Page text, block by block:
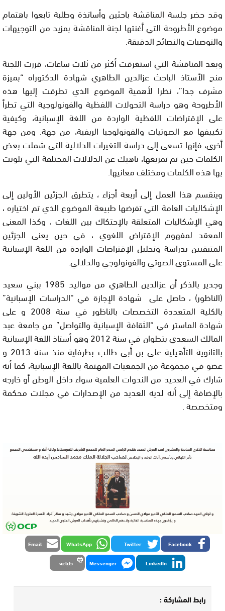
وقد حضر جلسة المناقشة باحثين وأساتذة وطلبة تابعوا باهتمام
موضوع الأطروحة التي أغنتها لجنة المناقشة بمزيد من التوجيهات
والتوصيات والنصائح الدقيقة.
وبعد المناقشة التي استغرقت أكثر من ثلاث ساعات، قررت اللجنة
منح الأستاذ الباحث عزالدين الطاهري شهادة الدكتوراه “بميزة
مشرف جدا”، نظرا لأهمية الموضوع الذي تطرقت إليها هذه
الأطروحة وهو دراسة التحولات اللفظية والفونولوجية التي تطرأ
على الإقتراضات اللفظية الواردة من اللغة الإسبانية، وكيفية
تكييفها مع الصوتيات والفونولوجيا الريفية، من جهة. ومن جهة
أخرى، فإنها تسعى إلى دراسة التغيرات الدلالية التي شملت بعض
الكلمات حين تم تمزيغها، ناهيك عن الدلالات المختلفة التي تلونت
بها هذه الكلمات ومختلف معانيها.
وينقسم هذا العمل إلى أربعة أجزاء ، يتطرق الجزئين الأولين إلى
الإشكاليات العامة التي تفرضها طبيعة الموضوع الذي تم اختياره ،
وهي الإشكاليات المتعلقة بالإحتكاك بين اللغات ، وكذا المعنى
المعقد لمفهوم الإقتراض اللغوي ، في حين يعنى الجزئين
المتبقيين بدراسة وتحليل الإقتراضات الواردة من اللغة الإسبانية
على المستوى الصوتي والفونولوجي والدلالي.
وجدير بالذكر أن عزالدين الطاهري من مواليد 1985 ببني سعيد
(الناظور) ، حاصل على شهادة الإجازة في “الدراسات الإسبانية”
بالكلية المتعددة التخصصات بالناظور في سنة 2008 و على
شهادة الماستر في “الثقافة الإسبانية والتواصل” من جامعة عبد
المالك السعدي بتطوان في سنة 2012 وهو أستاذ اللغة الإسبانية
بالثانوية التأهيلية علي بن أبي طالب بطرفاية منذ سنة 2013 و
عضو في مجموعة من الجمعيات المهتمة باللغة الإسبانية، كما أنه
شارك في العديد من الندوات العلمية سواء داخل الوطن أو خارجه
بالإضافة إلى أنه لديه العديد من الإصدارات في مجلات محكمة
ومتخصصة .
Facebook
Twitter
WhatsApp
Email
LinkedIn
Messenger طباعة
رابط المشاركة :